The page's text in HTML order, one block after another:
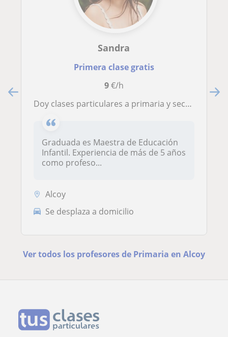
Sandra
Primera clase gratis
9€/h
Doy clases particulares a primaria y secundaria. Tanto de refuerzo escolar o en inglés específicamente. A precio económico. Online
Graduada es Maestra de Educación
Infantil. Experiencia de más de 5 años
como profeso...
Alcoy
Se desplaza a domicilio
Ver todos los profesores de Primaria en Alcoy